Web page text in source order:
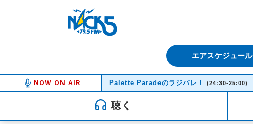
エアスケジュール
NOW ON AIR Palette Paradeのラジパレ！ (24:30-25:00)
聴く